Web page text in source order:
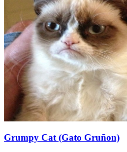
Grumpy Cat (Gato Gruñon)